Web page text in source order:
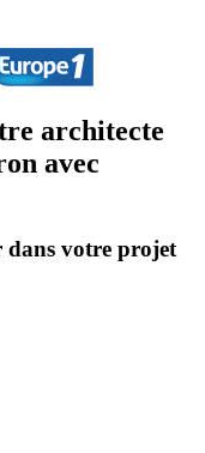
architecte
avec
dans votre projet